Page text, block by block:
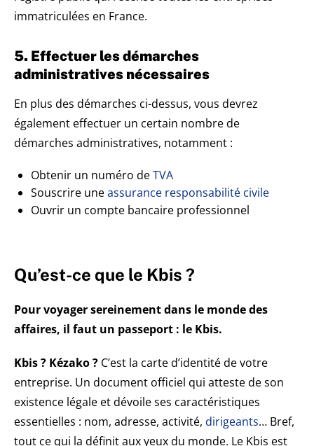
immatriculées en France.
5. Effectuer les démarches
administratives nécessaires
En plus des démarches ci-dessus, vous devrez
également effectuer un certain nombre de
démarches administratives, notamment :
Obtenir un numéro deTVA
Souscrire uneassurance responsabilité civile
Ouvrir un compte bancaire professionnel
Qu’est-ce que le Kbis ?
Pour voyager sereinement dans le monde des
affaires, il faut un passeport : le Kbis.
Kbis ? Kézako ? C’est la carte d’identité de votre
entreprise. Un document officiel qui atteste de son
existence légale et dévoile ses caractéristiques
essentielles : nom, adresse, activité, dirigeants… Bref,
tout ce qui la définit aux yeux du monde. Le Kbis est